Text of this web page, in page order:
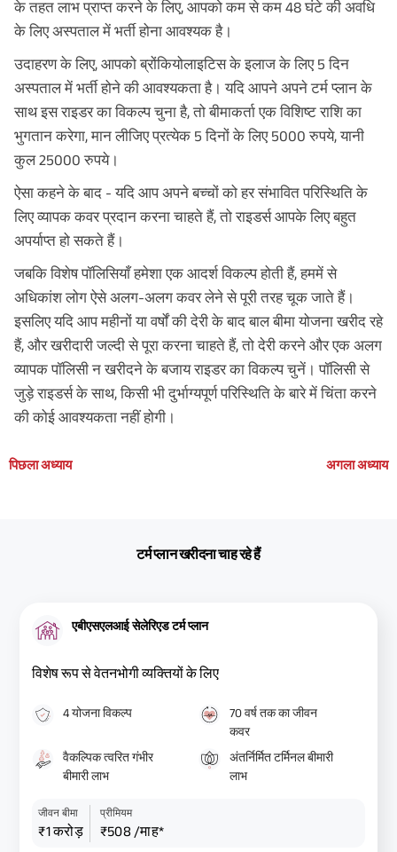
के तहत लाभ प्राप्त करने के लिए, आपको कम से कम 48 घंटे की अवधि
के लिए अस्पताल में भर्ती होना आवश्यक है।
उदाहरण के लिए, आपको ब्रोंकियोलाइटिस के इलाज के लिए 5 दिन
अस्पताल में भर्ती होने की आवश्यकता है। यदि आपने अपने टर्म प्लान के
साथ इस राइडर का विकल्प चुना है, तो बीमाकर्ता एक विशिष्ट राशि का
भुगतान करेगा, मान लीजिए प्रत्येक 5 दिनों के लिए 5000 रुपये, यानी
कुल 25000 रुपये।
ऐसा कहने के बाद - यदि आप अपने बच्चों को हर संभावित परिस्थिति के
लिए व्यापक कवर प्रदान करना चाहते हैं, तो राइडर्स आपके लिए बहुत
अपर्याप्त हो सकते हैं।
जबकि विशेष पॉलिसियाँ हमेशा एक आदर्श विकल्प होती हैं, हममें से
अधिकांश लोग ऐसे अलग-अलग कवर लेने से पूरी तरह चूक जाते हैं।
इसलिए यदि आप महीनों या वर्षों की देरी के बाद बाल बीमा योजना खरीद रहे
हैं, और खरीदारी जल्दी से पूरा करना चाहते हैं, तो देरी करने और एक अलग
व्यापक पॉलिसी न खरीदने के बजाय राइडर का विकल्प चुनें। पॉलिसी से
जुड़े राइडर्स के साथ, किसी भी दुर्भाग्यपूर्ण परिस्थिति के बारे में चिंता करने
की कोई आवश्यकता नहीं होगी।
पिछला अध्याय अगला अध्याय
टर्म प्लान खरीदना चाह रहे हैं
एबीएसएलआई सेलेरिएड टर्म प्लान
विशेष रूप से वेतनभोगी व्यक्तियों के लिए
4 योजना विकल्प
70 वर्ष तक का जीवन
कवर
वैकल्पिक त्वरित गंभीर
बीमारी लाभ
अंतर्निर्मित टर्मिनल बीमारी
लाभ
जीवन बीमा
₹1 करोड़
प्रीमियम
₹508 /माह*